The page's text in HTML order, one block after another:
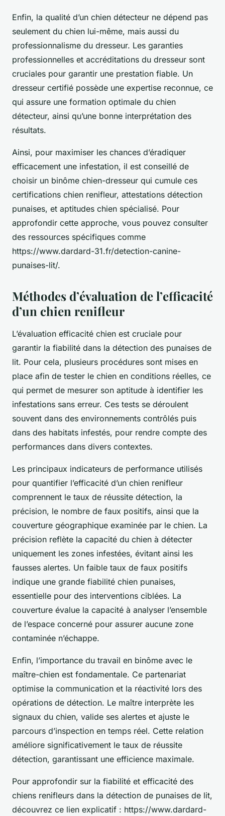
Enfin, la qualité d’un chien détecteur ne dépend pas
seulement du chien lui-même, mais aussi du
professionnalisme du dresseur. Les garanties
professionnelles et accréditations du dresseur sont
cruciales pour garantir une prestation fiable. Un
dresseur certifié possède une expertise reconnue, ce
qui assure une formation optimale du chien
détecteur, ainsi qu’une bonne interprétation des
résultats.
Ainsi, pour maximiser les chances d’éradiquer
efficacement une infestation, il est conseillé de
choisir un binôme chien-dresseur qui cumule ces
certifications chien renifleur, attestations détection
punaises, et aptitudes chien spécialisé. Pour
approfondir cette approche, vous pouvez consulter
des ressources spécifiques comme
https://www.dardard-31.fr/detection-canine-
punaises-lit/.
Méthodes d’évaluation de l’efficacité
d’un chien renifleur
L’évaluation efficacité chien est cruciale pour
garantir la fiabilité dans la détection des punaises de
lit. Pour cela, plusieurs procédures sont mises en
place afin de tester le chien en conditions réelles, ce
qui permet de mesurer son aptitude à identifier les
infestations sans erreur. Ces tests se déroulent
souvent dans des environnements contrôlés puis
dans des habitats infestés, pour rendre compte des
performances dans divers contextes.
Les principaux indicateurs de performance utilisés
pour quantifier l’efficacité d’un chien renifleur
comprennent le taux de réussite détection, la
précision, le nombre de faux positifs, ainsi que la
couverture géographique examinée par le chien. La
précision reflète la capacité du chien à détecter
uniquement les zones infestées, évitant ainsi les
fausses alertes. Un faible taux de faux positifs
indique une grande fiabilité chien punaises,
essentielle pour des interventions ciblées. La
couverture évalue la capacité à analyser l’ensemble
de l’espace concerné pour assurer aucune zone
contaminée n’échappe.
Enfin, l’importance du travail en binôme avec le
maître-chien est fondamentale. Ce partenariat
optimise la communication et la réactivité lors des
opérations de détection. Le maître interprète les
signaux du chien, valide ses alertes et ajuste le
parcours d’inspection en temps réel. Cette relation
améliore significativement le taux de réussite
détection, garantissant une efficience maximale.
Pour approfondir sur la fiabilité et efficacité des
chiens renifleurs dans la détection de punaises de lit,
découvrez ce lien explicatif : https://www.dardard-